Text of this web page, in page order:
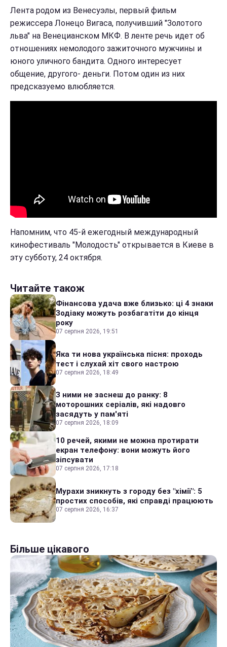
Лента родом из Венесуэлы, первый фильм
режиссера Лонецо Вигаса, получивший "Золотого
льва" на Венецианском МКФ. В ленте речь идет об
отношениях немолодого зажиточного мужчины и
юного уличного бандита. Одного интересует
общение, другого- деньги. Потом один из них
предсказуемо влюбляется.
Напомним, что 45-й ежегодный международный
кинофестиваль "Молодость" открывается в Киеве в
эту субботу, 24 октября.
Читайте також
Фінансова удача вже близько: ці 4 знаки
Зодіаку можуть розбагатіти до кінця
року
07 серпня 2026, 19:51
Яка ти нова українська пісня: проходь
тест і слухай хіт свого настрою
07 серпня 2026, 18:49
З ними не заснеш до ранку: 8
моторошних серіалів, які надовго
засядуть у пам'яті
07 серпня 2026, 18:09
10 речей, якими не можна протирати
екран телефону: вони можуть його
зіпсувати
07 серпня 2026, 17:18
Мурахи зникнуть з городу без "хімії": 5
простих способів, які справді працюють
07 серпня 2026, 16:37
Більше цікавого